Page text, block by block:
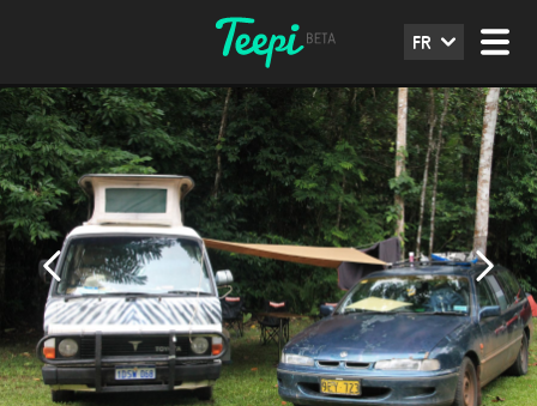
FR